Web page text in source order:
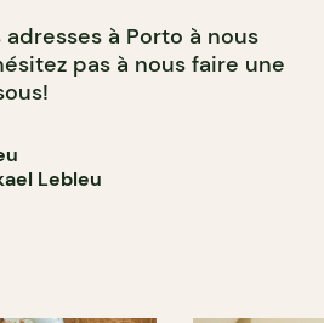
adresses à Porto à nous
pas à nous faire une
Lebleu